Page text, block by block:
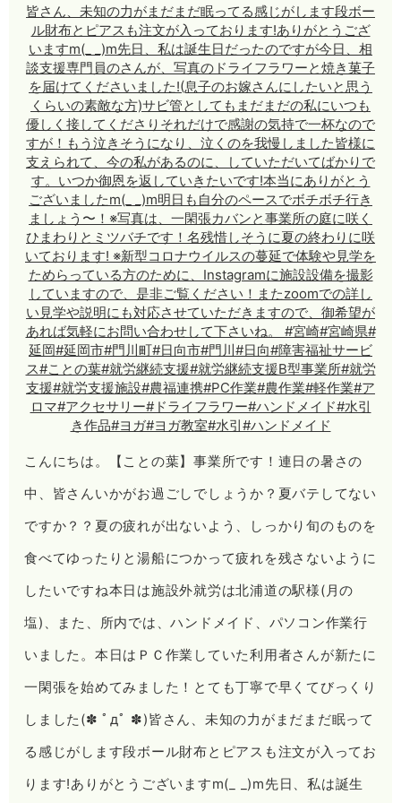
こんにちは。【ことの葉】事業所です！連日の暑さの
中、皆さんいかがお過ごしでしょうか？夏バテしてない
ですか？？夏の疲れが出ないよう、しっかり旬のものを
食べてゆったりと湯船につかって疲れを残さないように
したいですね本日は施設外就労は北浦道の駅様(月の
塩)、また、所内では、ハンドメイド、パソコン作業行
いました。本日はＰＣ作業していた利用者さんが新たに
一閑張を始めてみました！とても丁寧で早くてびっくり
しました(✽ ﾟдﾟ ✽)皆さん、未知の力がまだまだ眠って
る感じがします段ボール財布とピアスも注文が入ってお
ります!ありがとうございますm(_ _)m先日、私は誕生